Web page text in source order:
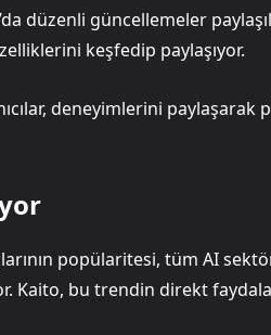
düzenli güncellemeler
keşfedip paylaşıyor.
deneyimlerini paylaşarak
popülaritesi, tüm AI
Kaito, bu trendin direkt